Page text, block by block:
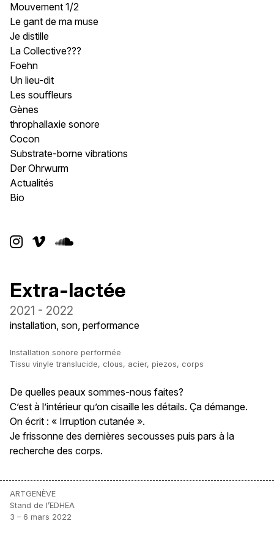
Mouvement 1/2
Le gant de ma muse
Je distille
La Collective???
Foehn
Un lieu-dit
Les souffleurs
Gènes
throphallaxie sonore
Cocon
Substrate-borne vibrations
Der Ohrwurm
Actualités
Bio
  
Extra-lactée
2021 - 2022
installation, son, performance
Installation sonore performée
Tissu vinyle translucide, clous, acier, piezos, corps
De quelles peaux sommes-nous faites?
C’est à l’intérieur qu’on cisaille les détails. Ça démange.
On écrit : « Irruption cutanée ».
Je frissonne des dernières secousses puis pars à la
recherche des corps.
ARTGENÈVE
Stand de l’EDHEA
3 – 6 mars 2022